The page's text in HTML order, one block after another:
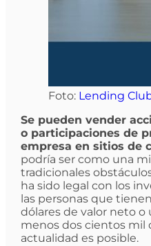
Foto: Lending
Se pueden vender
o participaciones de
empresa en sitios de
podría ser como una
tradicionales
ha sido legal con los
las personas que
dólares de valor neto o
menos dos cientos mil
actualidad es posible.